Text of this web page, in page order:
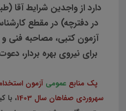
دارد از واجدین شرایط آقا
در دفترچه) در مقطع
آزمون کتبی، مصاحبه
برای نیروی بهره بردار،
پک منابع عمومی آزمون
سهروردی صفاهان سال 1403
، با